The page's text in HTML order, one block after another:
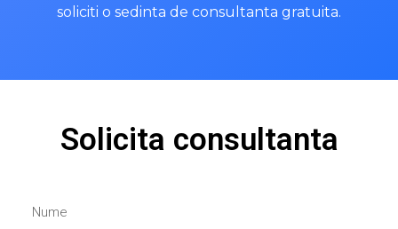
soliciti o sedinta de consultanta gratuita.
Solicita consultanta